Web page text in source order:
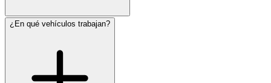
¿En qué vehículos trabajan?